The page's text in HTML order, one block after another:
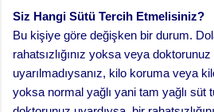
Siz Hangi Sütü Tercih Etmelisiniz?
Bu kişiye göre değişken bir durum.
rahatsızlığınız yoksa veya doktorunuz
uyarılmadıysanız, kilo koruma veya
yoksa normal yağlı yani tam yağlı süt